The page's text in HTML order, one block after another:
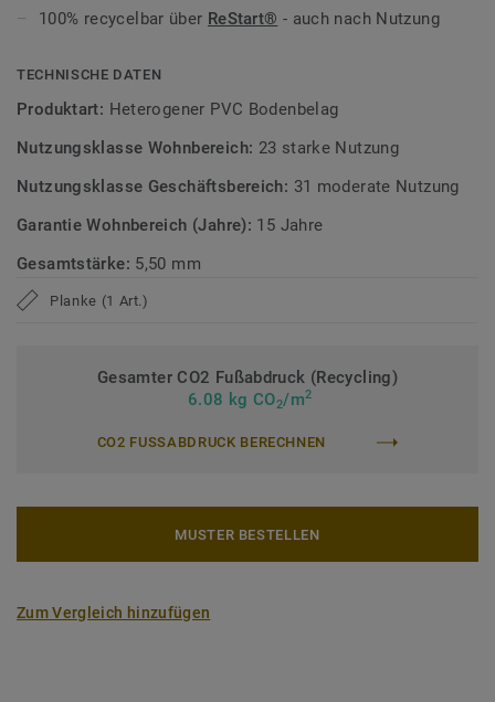
täglichen Gebrauch dauerhaft gepflegt.
Hergestellt in Europa mit 20 % Recyclinganteil.
Nutzung. Phthalatfrei und mit sehr niedrigen VOC-
Emissionen, geprüft nach anerkannten Standards.
>>Erfahren Sie mehr über Tarkett Designböden.
100% recycelbar über ReStart® - auch nach Nutzung
TECHNISCHE DATEN
Produktart: Heterogener PVC Bodenbelag
Nutzungsklasse Wohnbereich: 23 starke Nutzung
Nutzungsklasse Geschäftsbereich: 31 moderate Nutzung
Garantie Wohnbereich (Jahre): 15 Jahre
Gesamtstärke: 5,50 mm
Planke (1 Art.)
Gesamter CO2 Fußabdruck (Recycling)
6.08 kg CO2/m2
CO2 FUSSABDRUCK BERECHNEN
MUSTER BESTELLEN
Zum Vergleich hinzufügen